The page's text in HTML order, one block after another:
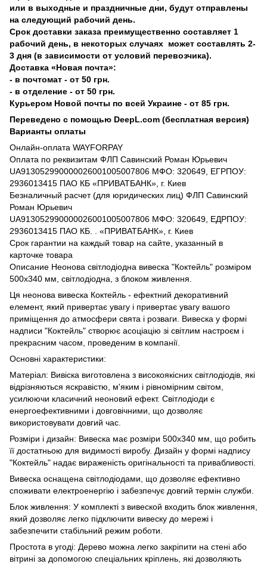
или в выходные и праздничные дни, будут отправлены
на следующий рабочий день.
Срок доставки заказа преимущественно составляет 1
рабочий день, в некоторых случаях может составлять 2-
3 дня (в зависимости от условий перевозчика).
Доставка «Новая почта»:
- в почтомат - от 50 грн.
- в отделение - от 50 грн.
Курьером Новой почты по всей Украине - от 85 грн.
Переведено с помощью DeepL.com (бесплатная версия)
Варианты оплаты
Онлайн-оплата WAYFORPAY
Оплата по реквизитам ФЛП Савинский Роман Юрьевич
UA913052990000026001005007806 МФО: 320649, ЕГРПОУ:
2936013415 ПАО КБ «ПРИВАТБАНК», г. Киев
Безналичный расчет (для юридических лиц) ФЛП Савинский
Роман Юрьевич
UA913052990000026001005007806 МФО: 320649, ЕДРПОУ:
2936013415 ПАО КБ. . «ПРИВАТБАНК», г. Киев
Срок гарантии на каждый товар на сайте, указанный в
карточке товара
Описание Неонова світлодіодна вивеска "Коктейль" розміром
500х340 мм, світлодіодна, з блоком живлення.
Ця неонова вивеска Коктейль - ефектний декоративний
елемент, який привертає увагу і привертає увагу вашого
приміщення до атмосфери свята і розваги. Вивеска у формі
надписи "Коктейль" створює асоціацію зі світлим настроєм і
прекрасним часом, проведеним в компанії.
Основні характеристики:
Матеріал: Вивіска виготовлена ​​з високоякісних світлодіодів, які
відрізняються яскравістю, м'яким і рівномірним світом,
усилюючи класичний неоновий ефект. Світлодіоди є
енергоефективними і довговічними, що дозволяє
використовувати довгий час.
Розміри і дизайн: Вивеска має розміри 500х340 мм, що робить
її достатньою для видимості виробу. Дизайн у формі надпису
"Коктейль" надає вираженість оригінальності та привабливості.
Вивеска оснащена світлодіодами, що дозволяє ефективно
споживати електроенергію і забезпечує довгий термін служби.
Блок живлення: У комплекті з вивеской входить блок живлення,
який дозволяє легко підключити вивеску до мережі і
забезпечити стабільний режим роботи.
Простота в угоді: Дерево можна легко закріпити на стені або
вітрині за допомогою спеціальних кріплень, які дозволяють